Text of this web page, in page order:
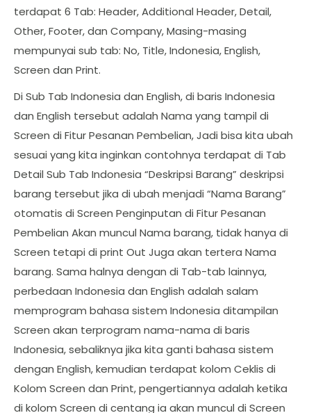
terdapat 6 Tab: Header, Additional Header, Detail,
Other, Footer, dan Company, Masing-masing
mempunyai sub tab: No, Title, Indonesia, English,
Screen dan Print.
Di Sub Tab Indonesia dan English, di baris Indonesia
dan English tersebut adalah Nama yang tampil di
Screen di Fitur Pesanan Pembelian, Jadi bisa kita ubah
sesuai yang kita inginkan contohnya terdapat di Tab
Detail Sub Tab Indonesia “Deskripsi Barang” deskripsi
barang tersebut jika di ubah menjadi “Nama Barang”
otomatis di Screen Penginputan di Fitur Pesanan
Pembelian Akan muncul Nama barang, tidak hanya di
Screen tetapi di print Out Juga akan tertera Nama
barang. Sama halnya dengan di Tab-tab lainnya,
perbedaan Indonesia dan English adalah salam
memprogram bahasa sistem Indonesia ditampilan
Screen akan terprogram nama-nama di baris
Indonesia, sebaliknya jika kita ganti bahasa sistem
dengan English, kemudian terdapat kolom Ceklis di
Kolom Screen dan Print, pengertiannya adalah ketika
di kolom Screen di centang ia akan muncul di Screen